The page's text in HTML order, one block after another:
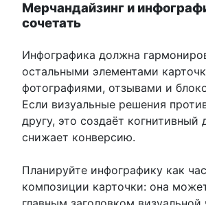
Мерчандайзинг и
сочетать
Инфографика должна
остальными элементами
фотографиями, отзывами и
Если визуальные решения
другу, это создаёт когнитивный
снижает конверсию.
Планируйте инфографику как
композиции карточки: она